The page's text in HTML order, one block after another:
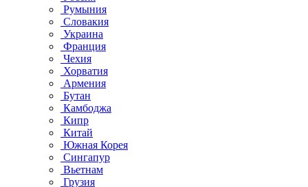
Румыния
Словакия
Украина
Франция
Чехия
Хорватия
Армения
Бутан
Камбоджа
Кипр
Китай
Южная Корея
Сингапур
Вьетнам
Грузия